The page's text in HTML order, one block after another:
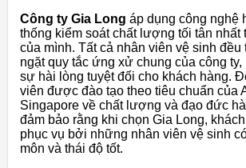
Công ty Gia Long áp dụng công nghệ
thống kiểm soát chất lượng tối tân nhất
của mình. Tất cả nhân viên vệ sinh đều
ngặt quy tắc ứng xử chung của công ty,
sự hài lòng tuyệt đối cho khách hàng.
viên được đào tạo theo tiêu chuẩn của
Singapore về chất lượng và đạo đức
đảm bảo rằng khi chọn Gia Long,
phục vụ bởi những nhân viên vệ sinh
môn và thái độ tốt.